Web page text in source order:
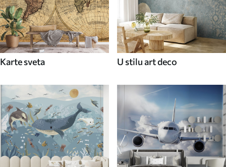
Karte sveta U stilu art deco